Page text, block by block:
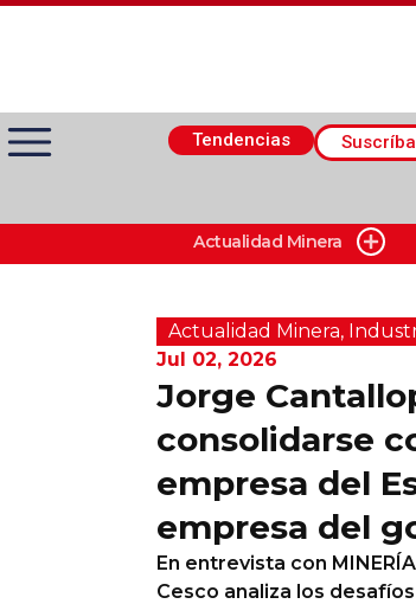
Tendencias
Actualidad Minera
Minería Superficie
Minerí­a Subterránea
Columnas de Opinión
Actualidad Minera
Actualidad Minera,
Jul 02, 2026
Jorge
consolidarse
empresa del
empresa del
En entrevista con
Cesco analiza los